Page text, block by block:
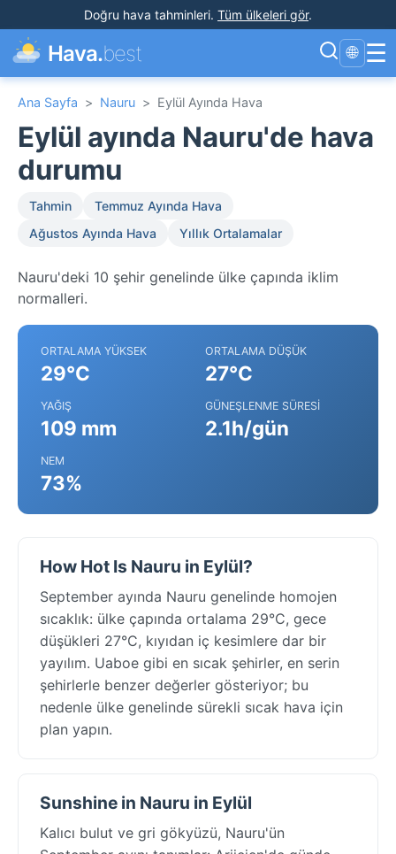
Doğru hava tahminleri. Tüm ülkeleri gör.
Hava.best 🌐 ☰
Ana Sayfa > Nauru > Eylül Ayında Hava
Eylül ayında Nauru'de hava
durumu
Tahmin
Temmuz Ayında Hava
Ağustos Ayında Hava
Yıllık Ortalamalar
Nauru'deki 10 şehir genelinde ülke çapında iklim
normalleri.
ORTALAMA YÜKSEK
29°C
ORTALAMA DÜŞÜK
27°C
YAĞIŞ
109 mm
GÜNEŞLENME SÜRESI
2.1h/gün
NEM
73%
How Hot Is Nauru in Eylül?
September ayında Nauru genelinde homojen
sıcaklık: ülke çapında ortalama 29°C, gece
düşükleri 27°C, kıyıdan iç kesimlere dar bir
yayılım. Uaboe gibi en sıcak şehirler, en serin
şehirlerle benzer değerler gösteriyor; bu
nedenle ülke genelinde sürekli sıcak hava için
plan yapın.
Sunshine in Nauru in Eylül
Kalıcı bulut ve gri gökyüzü, Nauru'ün